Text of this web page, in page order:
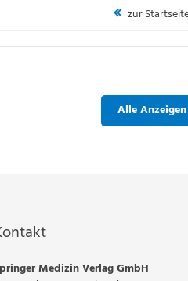
zur
Alle Anzeigen
Medizin Verlag GmbH